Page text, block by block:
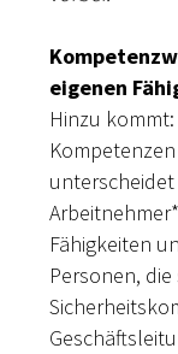
eigenen
Hinzu
Fähigkeiten
Personen,